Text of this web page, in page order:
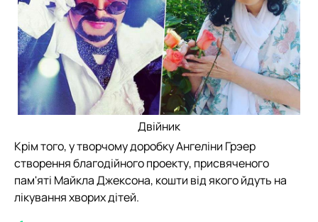
Двійник
Крім того, у творчому доробку Ангеліни Грэер
створення благодійного проекту, присвяченого
пам'яті Майкла Джексона, кошти від якого йдуть на
лікування хворих дітей.